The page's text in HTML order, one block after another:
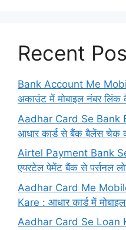
Recent
Bank Account Me
अकाउंट में मोबाइल नंबर
Aadhar Card Se Bank
आधार कार्ड से बैंक बैलेंस चेक
Airtel Payment Bank
एयरटेल पेमेंट बैंक से पर्सनल
Aadhar Card Me
Kare : आधार कार्ड में
Aadhar Card Se Loan